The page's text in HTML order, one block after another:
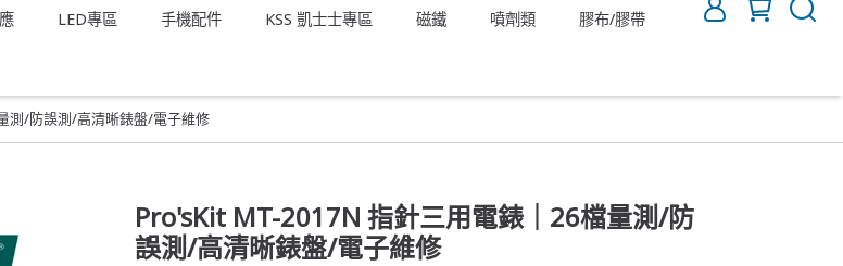
LED專區 手機配件 KSS 凱士士專區 磁鐵 噴劑類 膠布/膠帶
測/防誤測/高清晰錶盤/電子維修
Pro'sKit MT-2017N 指針三用電錶｜26檔量測/防
誤測/高清晰錶盤/電子維修